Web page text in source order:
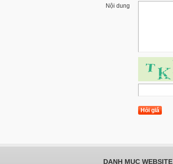
Nội dung
DANH MỤC WEBSITE